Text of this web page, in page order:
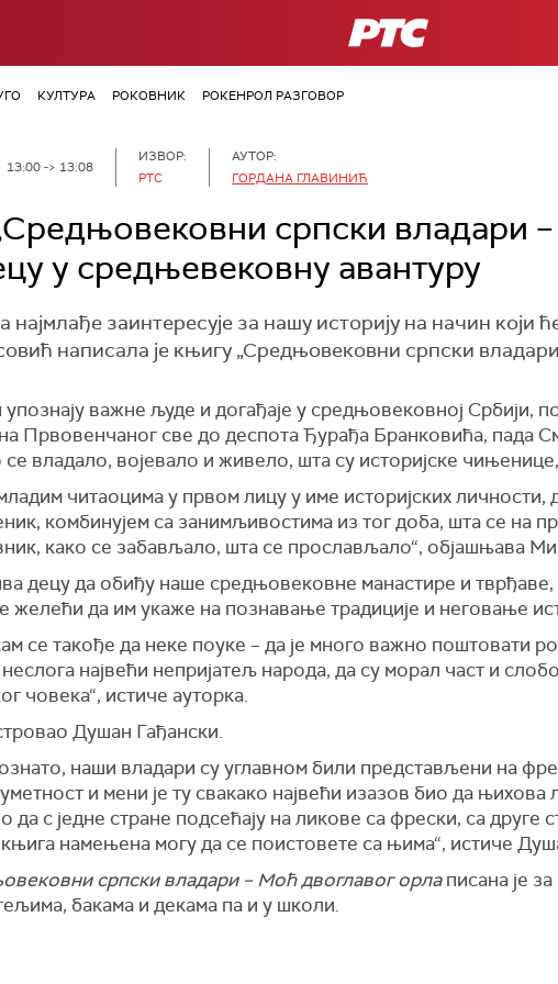
РТС
КУЛТУРА РОКОВНИК РОКЕНРОЛ РАЗГОВОР
-> 13:08
ИЗВОР:
РТС
АУТОР:
ГОРДАНА ГЛАВИНИЋ
српски владари
у средњевековну авантуру
најмлађе заинтересује за нашу историју на начин
написала је књигу „Средњовековни српски
важне људе и догађаје у средњовековној Србији,
Првовенчаног све до деспота Ђурађа Бранковића, пада
се владало, војевало и живело, шта су историјске
читаоцима у првом лицу у име историјских личности,
комбинујем са занимљивостима из тог доба, шта се на
како се забављало, шта се прослављало“, објашњава
децу да обиђу наше средњовековне манастире и тврђаве,
желећи да им укаже на познавање традиције и неговање
се такође да неке поуке – да је много важно поштовати
неслога највећи непријатељ народа, да су морал част и
човека“, истиче ауторка.
Душан Гађански.
наши владари су углавном били представљени на
и мени је ту свакако највећи изазов био да
да с једне стране подсећају на ликове са фрески, са
књига намењена могу да се поистовете са њима“, истиче
српски владари – Моћ двоглавог орлаписана је
бакама и декама па и у школи.